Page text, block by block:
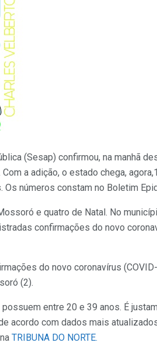
(Sesap) confirmou, na manhã
a adição, o estado chega,
números constam no Boletim
e quatro de Natal. No
confirmações do novo
do novo coronavírus
(2).
entre 20 e 39 anos. É
acordo com dados mais
TRIBUNA DO NORTE.